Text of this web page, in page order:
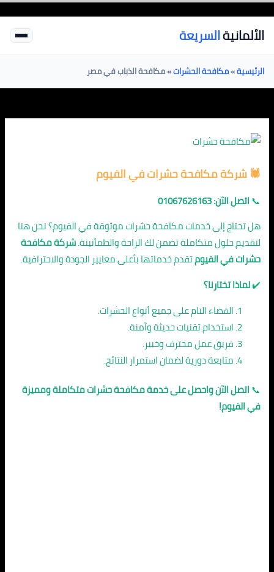
تخطي
المحتوى
الألمانيةالسريعة
الرئيسية»مكافحة الحشرات»مكافحة الذباب في مصر
🕷️شركة مكافحة حشرات في الفيوم
📞اتصل الآن: 01067626163
هل تحتاج إلى خدمات مكافحة حشرات موثوقة في الفيوم؟ نحن هنا
لتقديم حلول متكاملة تضمن لك الراحة والطمأنينة.شركة مكافحة
حشرات في الفيومتقدم خدماتها بأعلى معايير الجودة والاحترافية.
✔️لماذا تختارنا؟
القضاء التام على جميع أنواع الحشرات.
استخدام تقنيات حديثة وآمنة.
فريق عمل محترف وخبير.
متابعة دورية لضمان استمرار النتائج.
📞اتصل الآن واحصل على خدمة مكافحة حشرات متكاملة ومميزة
في الفيوم!